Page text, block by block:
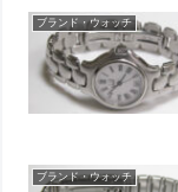
ブランド・ウォッチ
ブランド・ウォッチ